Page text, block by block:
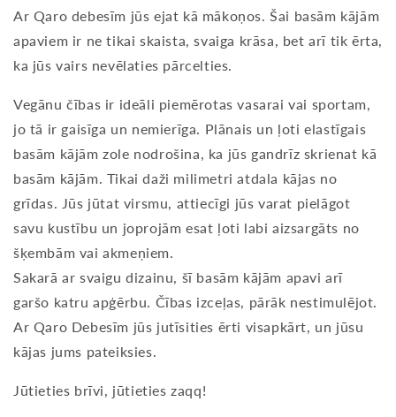
Ar Qaro debesīm jūs ejat kā mākoņos. Šai basām kājām
apaviem ir ne tikai skaista, svaiga krāsa, bet arī tik ērta,
ka jūs vairs nevēlaties pārcelties.
Vegānu čības ir ideāli piemērotas vasarai vai sportam,
jo ​​tā ir gaisīga un nemierīga. Plānais un ļoti elastīgais
basām kājām zole nodrošina, ka jūs gandrīz skrienat kā
basām kājām. Tikai daži milimetri atdala kājas no
grīdas. Jūs jūtat virsmu, attiecīgi jūs varat pielāgot
savu kustību un joprojām esat ļoti labi aizsargāts no
šķembām vai akmeņiem.
Sakarā ar svaigu dizainu, šī basām kājām apavi arī
garšo katru apģērbu. Čības izceļas, pārāk nestimulējot.
Ar Qaro Debesīm jūs jutīsities ērti visapkārt, un jūsu
kājas jums pateiksies.
Jūtieties brīvi, jūtieties zaqq!